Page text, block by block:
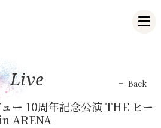
Live Back
ー 10周年記念公演 THE ヒー
ARENA